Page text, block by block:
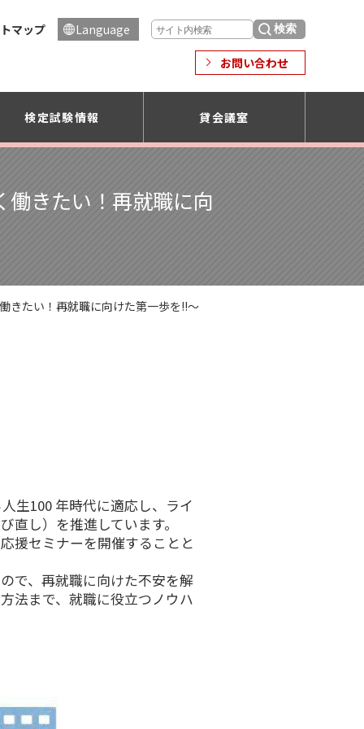
マップ Language
お問い合わせ
検定試験情報 貸会議室
きたい！再就職に向
きたい！再就職に向けた第一歩を!!〜
生100 年時代に適応し、ライ
し）を推進しています。
援セミナーを開催することと
で、再就職に向けた不安を解
法まで、就職に役立つノウハ